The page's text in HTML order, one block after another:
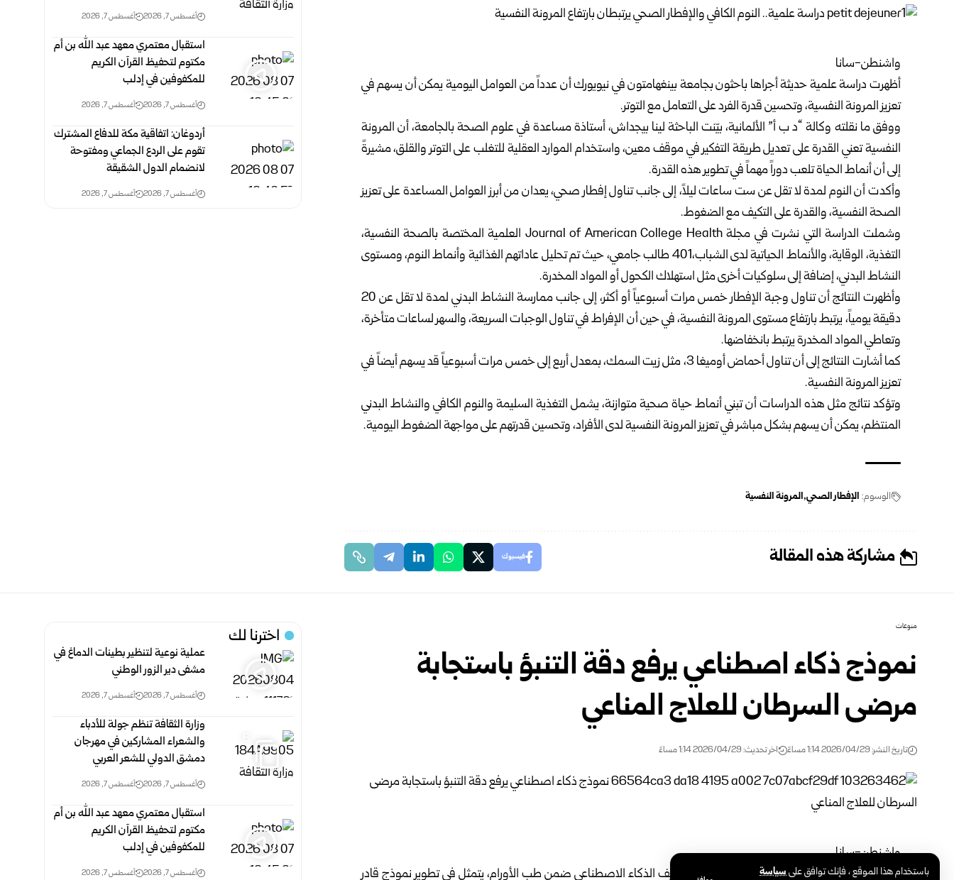
باستخدام هذا الموقع ، فإنك توافق علىسياسة
واشنطن-سانا
أظهرت دراسة علمية حديثة أجراها باحثون بجامعة بينغهامتون في نيويورك أن عدداً من العوامل اليومية يمكن أن يسهم في
تعزيز المرونة النفسية، وتحسين قدرة الفرد على التعامل مع التوتر.
ووفق ما نقلته وكالة “د ب أ” الألمانية، بيّنت الباحثة لينا بيجداش، أستاذة مساعدة في علوم الصحة بالجامعة، أن المرونة
النفسية تعني القدرة على تعديل طريقة التفكير في موقف معين، واستخدام الموارد العقلية للتغلب على التوتر والقلق، مشيرةً
إلى أن أنماط الحياة تلعب دوراً مهماً في تطوير هذه القدرة.
وأكدت أن النوم لمدة لا تقل عن ست ساعات ليلاً، إلى جانب تناول إفطار صحي، يعدان من أبرز العوامل المساعدة على تعزيز
الصحة النفسية، والقدرة على التكيف مع الضغوط.
وشملت الدراسة التي نشرت في مجلة Journal of American College Health العلمية المختصة بالصحة النفسية،
التغذية، الوقاية، والأنماط الحياتية لدى الشباب،401 طالب جامعي، حيث تم تحليل عاداتهم الغذائية وأنماط النوم، ومستوى
النشاط البدني، إضافة إلى سلوكيات أخرى مثل استهلاك الكحول أو المواد المخدرة.
وأظهرت النتائج أن تناول وجبة الإفطار خمس مرات أسبوعياً أو أكثر، إلى جانب ممارسة النشاط البدني لمدة لا تقل عن 20
دقيقة يومياً، يرتبط بارتفاع مستوى المرونة النفسية، في حين أن الإفراط في تناول الوجبات السريعة، والسهر لساعات متأخرة،
وتعاطي المواد المخدرة يرتبط بانخفاضها.
كما أشارت النتائج إلى أن تناول أحماض أوميغا 3، مثل زيت السمك، بمعدل أربع إلى خمس مرات أسبوعياً قد يسهم أيضاً في
تعزيز المرونة النفسية.
وتؤكد نتائج مثل هذه الدراسات أن تبني أنماط حياة صحية متوازنة، يشمل التغذية السليمة والنوم الكافي والنشاط البدني
المنتظم، يمكن أن يسهم بشكل مباشر في تعزيز المرونة النفسية لدى الأفراد، وتحسين قدرتهم على مواجهة الضغوط اليومية.
الوسوم: الإفطار الصحي المرونة النفسية
مشاركة هذه المقالة فيسبوك
أغسطس 7, 2026 أغسطس 7, 2026
استقبال معتمري معهد عبد الله بن أم
مكتوم لتحفيظ القرآن الكريم
للمكفوفين في إدلب
أغسطس 7, 2026 أغسطس 7, 2026
أردوغان: اتفاقية مكة للدفاع المشترك
تقوم على الردع الجماعي ومفتوحة
لانضمام الدول الشقيقة
أغسطس 7, 2026 أغسطس 7, 2026
منوعات
نموذج ذكاء اصطناعي يرفع دقة التنبؤ باستجابة
مرضى السرطان للعلاج المناعي
تاريخ النشر: 2026/04/29 1:14 مساءً اخر تحديث: 2026/04/29 1:14 مساءً
واشنطن-سانا
كشفت دراسة علمية حديثة عن تقدم نوعي في توظيف الذكاء الاصطناعي ضمن طب الأورام، يتمثل في تطوير نموذج قادر
اخترنا لك
عملية نوعية لتنظير بطينات الدماغ في
مشفى دير الزور الوطني
أغسطس 7, 2026 أغسطس 7, 2026
وزارة الثقافة تنظم جولة للأدباء
والشعراء المشاركين في مهرجان
دمشق الدولي للشعر العربي
أغسطس 7, 2026 أغسطس 7, 2026
استقبال معتمري معهد عبد الله بن أم
مكتوم لتحفيظ القرآن الكريم
للمكفوفين في إدلب
أغسطس 7, 2026 أغسطس 7, 2026